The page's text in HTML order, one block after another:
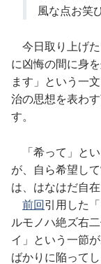
風な点お笑
今日取り上げた
に凶悔の間に身
ます」という一
治の思想を表わ
す。
「希って」とい
が、自ら希望し
は、はなはだ自
前回 引用した
ルモノハ絶ズ右
イ」という一節
ばかりに陥って